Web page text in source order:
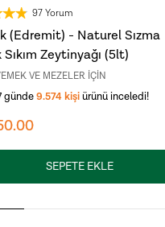
97 Yorum
(Edremit) - Naturel Sızma
Zeytinyağı (5lt)
VE MEZELER İÇİN
günde516kişi sepetine ekledi!
günde9.574kişiürünü inceledi!
SEPETE EKLE